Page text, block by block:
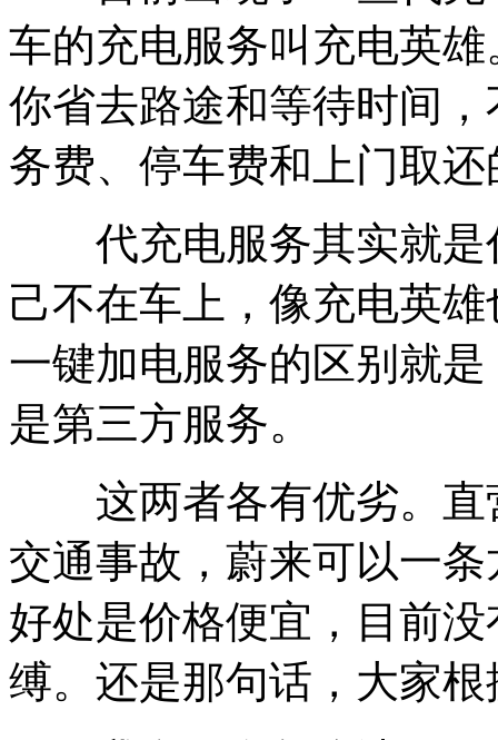
车的充电服务叫充电英
你省去路途和等待时间
务费、停车费和上门取
代充电服务其实就是
己不在车上，像充电英
一键加电服务的区别就
是第三方服务。
这两者各有优劣。直
交通事故，蔚来可以一条
好处是价格便宜，目前
缚。还是那句话，大家